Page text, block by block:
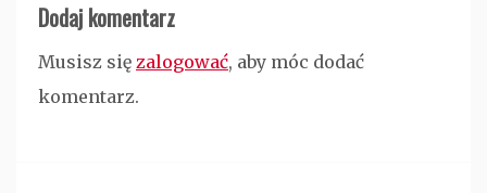
Dodaj komentarz
Musisz się zalogować, aby móc dodać
komentarz.